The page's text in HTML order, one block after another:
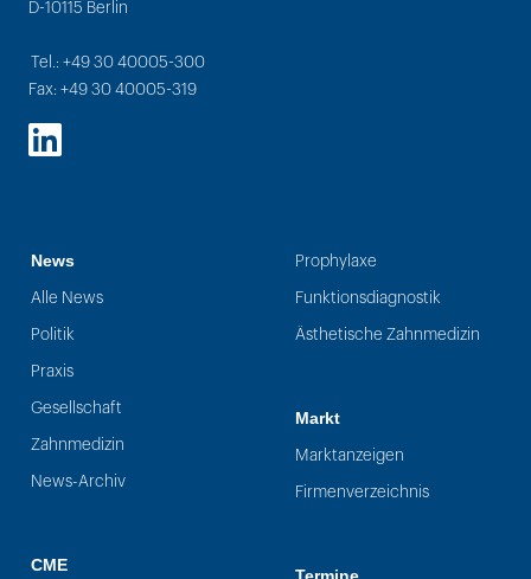
D-10115 Berlin
Tel.: +49 30 40005-300
Fax: +49 30 40005-319
LinkedIn
News
Alle News
Politik
Praxis
Gesellschaft
Zahnmedizin
News-Archiv
CME
Prophylaxe
Funktionsdiagnostik
Ästhetische Zahnmedizin
Markt
Marktanzeigen
Firmenverzeichnis